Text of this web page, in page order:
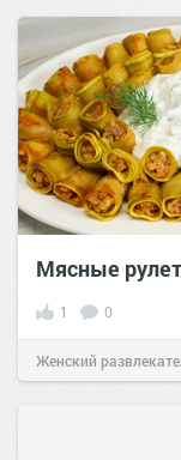
позитива!10:38
Мясные
1 0
Женский